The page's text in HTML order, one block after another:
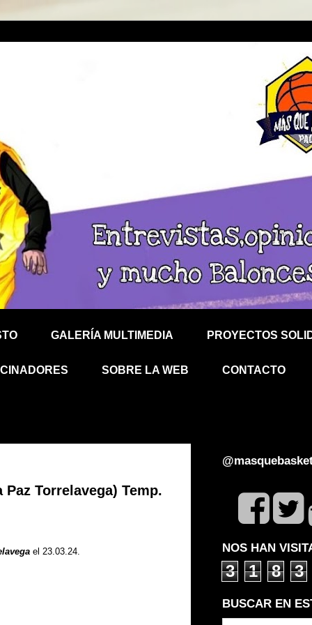
GALERÍA MULTIMEDIA PROYECTOS
SOBRE LA WEB CONTACTO
Paz Torrelavega) Temp.
el 23.03.24. NOS HAN
3 1 8 3
BUSCAR EN